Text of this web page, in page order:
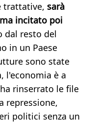
trattative, sarà
incitato poi
dal resto del
in un Paese
sono state
l'economia è a
rinserrato le file
repressione,
politici senza un